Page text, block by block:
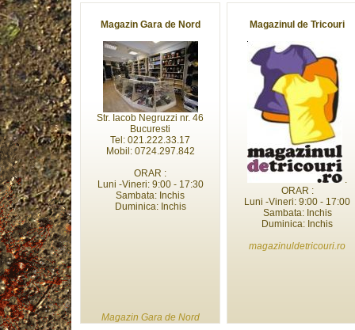
Magazin Gara de Nord
Str. Iacob Negruzzi nr. 46
Bucuresti
Tel: 021.222.33.17
Mobil: 0724.297.842
ORAR :
Luni -Vineri: 9:00 - 17:30
Sambata: Inchis
Duminica: Inchis
Magazin Gara de Nord
Magazinul de Tricouri
.
ORAR :
Luni -Vineri: 9:00 - 17:00
Sambata: Inchis
Duminica: Inchis
magazinuldetricouri.ro